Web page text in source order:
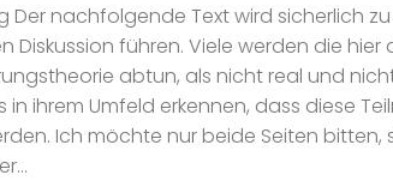
Der nachfolgende Text wird sicherlich
Diskussion führen. Viele werden die
abtun, als nicht real und
in ihrem Umfeld erkennen, dass diese
Ich möchte nur beide Seiten bitten,